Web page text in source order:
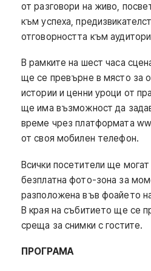
от разговори на живо,
към успеха,
отговорността към
В рамките на шест часа
ще се превърне в място за
истории и ценни уроци от
ще има възможност да
време чрез платформата
от своя мобилен телефон.
Всички посетители ще
безплатна фото-зона за
разположена във фоайето
В края на събитието ще се
среща за снимки с гостите.
ПРОГРАМА